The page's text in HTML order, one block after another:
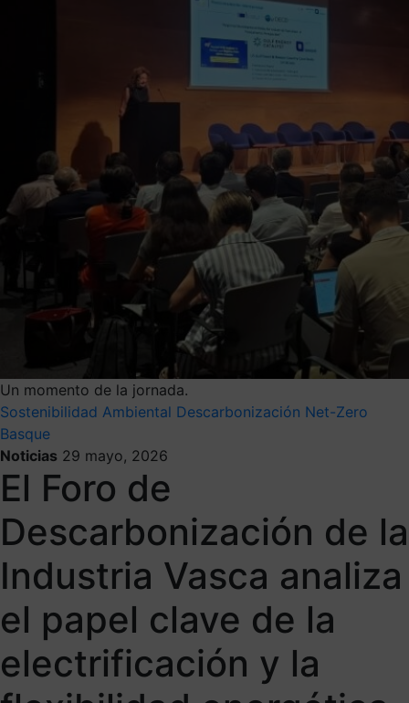
Un momento de la jornada.
Sostenibilidad Ambiental Descarbonización Net-Zero
Basque
Noticias 29 mayo, 2026
El Foro de
Descarbonización de la
Industria Vasca analiza
el papel clave de la
electrificación y la